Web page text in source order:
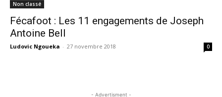
Non classé
Fécafoot : Les 11 engagements de Joseph
Antoine Bell
Ludovic Ngoueka - 27 novembre 2018 0
- Advertisment -